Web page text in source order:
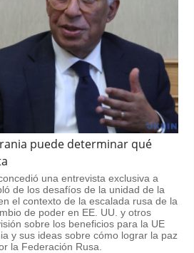
puede determinar qué
una entrevista exclusiva a
de los desafíos de la unidad de la
el contexto de la escalada rusa de la
de poder en EE. UU. y otros
sobre los beneficios para la UE
y sus ideas sobre cómo lograr la paz
la Federación Rusa.